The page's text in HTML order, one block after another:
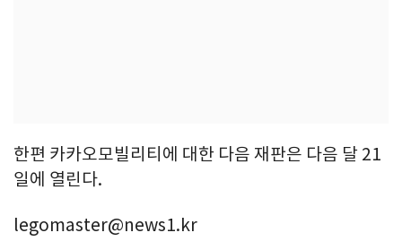
한편 카카오모빌리티에 대한 다음 재판은 다음 달 21
일에 열린다.
legomaster@news1.kr